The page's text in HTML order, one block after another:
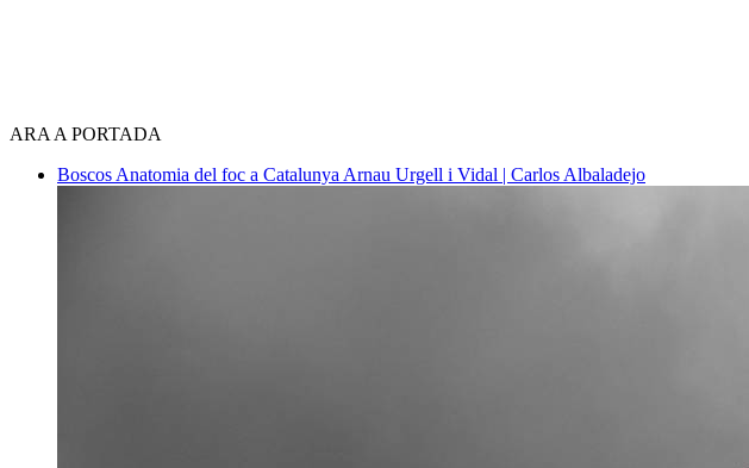
ARA A PORTADA
Boscos Anatomia del foc a Catalunya Arnau Urgell i Vidal | Carlos Albaladejo